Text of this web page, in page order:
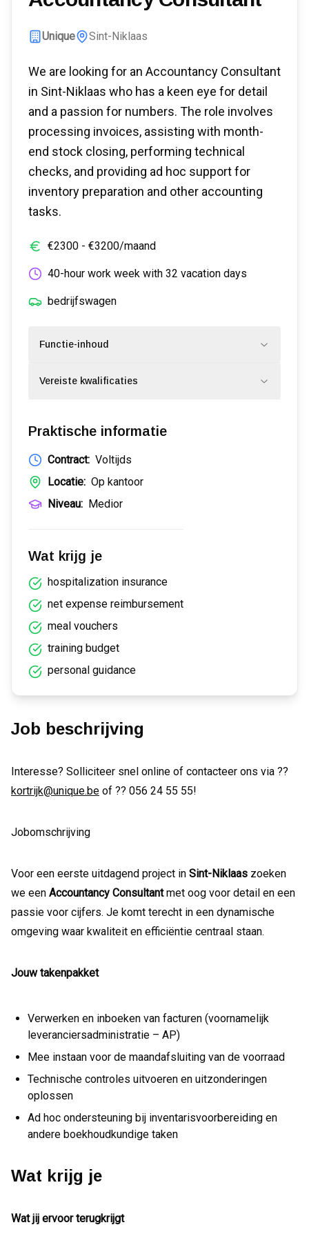
Unique Sint-Niklaas
We are looking for an Accountancy Consultant
in Sint-Niklaas who has a keen eye for detail
and a passion for numbers. The role involves
processing invoices, assisting with month-
end stock closing, performing technical
checks, and providing ad hoc support for
inventory preparation and other accounting
tasks.
€2300 - €3200/maand
40-hour work week with 32 vacation days
bedrijfswagen
Functie-inhoud
Vereiste kwalificaties
Praktische informatie
Contract: Voltijds
Locatie: Op kantoor
Niveau: Medior
Wat krijg je
hospitalization insurance
net expense reimbursement
meal vouchers
training budget
personal guidance
Job beschrijving
Interesse? Solliciteer snel online of contacteer ons via ??
kortrijk@unique.be of ?? 056 24 55 55!
Jobomschrijving
Voor een eerste uitdagend project in Sint-Niklaas zoeken
we een Accountancy Consultantmet oog voor detail en een
passie voor cijfers. Je komt terecht in een dynamische
omgeving waar kwaliteit en efficiëntie centraal staan.
Jouw takenpakket
Verwerken en inboeken van facturen (voornamelijk
leveranciersadministratie – AP)
Mee instaan voor de maandafsluiting van de voorraad
Technische controles uitvoeren en uitzonderingen
oplossen
Ad hoc ondersteuning bij inventarisvoorbereiding en
andere boekhoudkundige taken
Wat krijg je
Wat jij ervoor terugkrijgt